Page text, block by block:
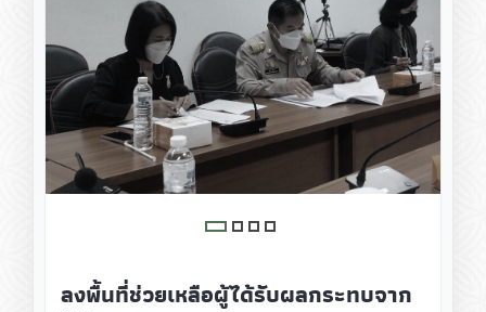
ลงพื้นที่ช่วยเหลือผู้ได้รับผลกระทบจาก